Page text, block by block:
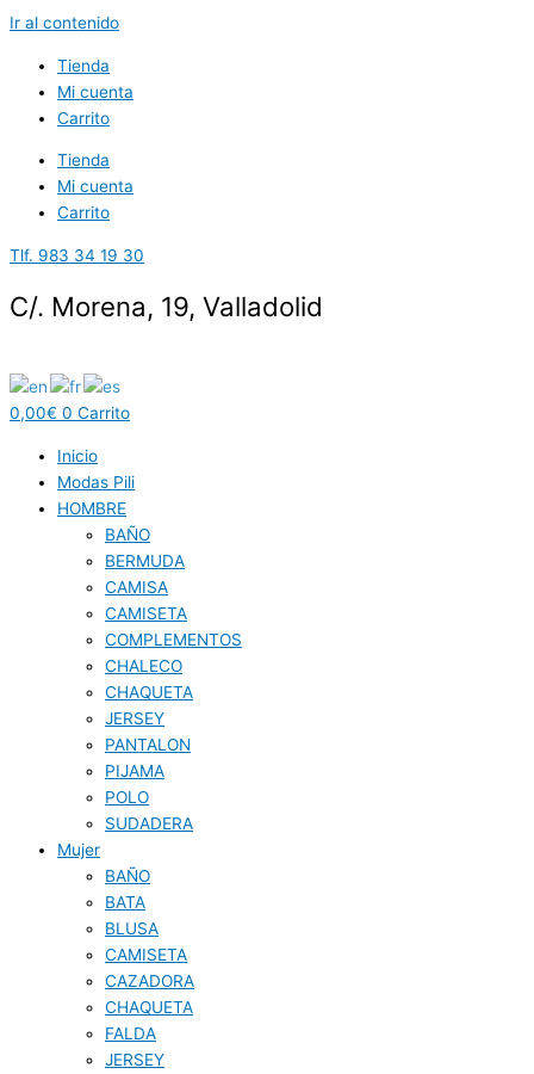
Ir al contenido
Tienda
Mi cuenta
Carrito
Tienda
Mi cuenta
Carrito
Tlf. 983 34 19 30
C/. Morena, 19, Valladolid
0,00€ 0 Carrito
Inicio
Modas Pili
HOMBRE
BAÑO
BERMUDA
CAMISA
CAMISETA
COMPLEMENTOS
CHALECO
CHAQUETA
JERSEY
PANTALON
PIJAMA
POLO
SUDADERA
Mujer
BAÑO
BATA
BLUSA
CAMISETA
CAZADORA
CHAQUETA
FALDA
JERSEY